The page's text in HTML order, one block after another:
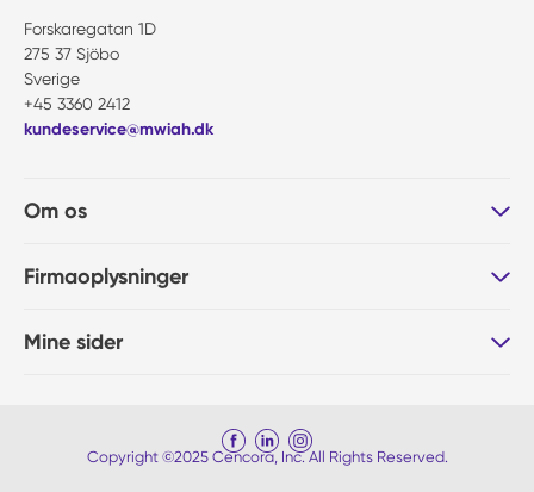
Forskaregatan 1D
275 37 Sjöbo
Sverige
+45 3360 2412
kundeservice@mwiah.dk
Om os
Firmaoplysninger
Mine sider
Copyright ©2025 Cencora, Inc. All Rights Reserved.